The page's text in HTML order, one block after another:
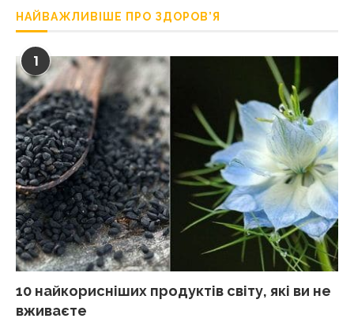
НАЙВАЖЛИВІШЕ ПРО ЗДОРОВ’Я
1
10 найкорисніших продуктів світу, які ви не
вживаєте